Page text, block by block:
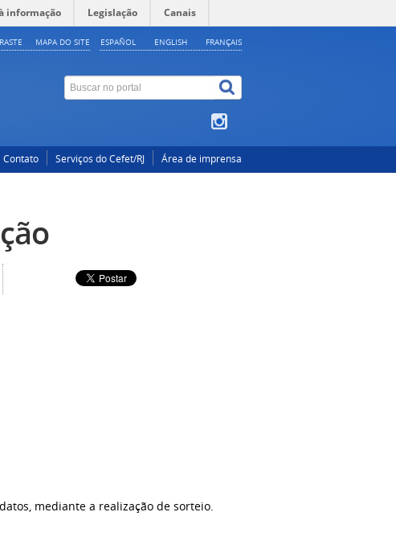
informação Legislação Canais
ESPAÑOL ENGLISH FRANÇAIS
MAPA DO SITE
Contato Serviços do Cefet/RJ Área de imprensa
mediante a realização de sorteio.